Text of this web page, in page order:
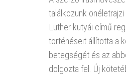
találkozunk
Luther kutyái című
történéseit állította a
betegségét és az
dolgozta fel. Új